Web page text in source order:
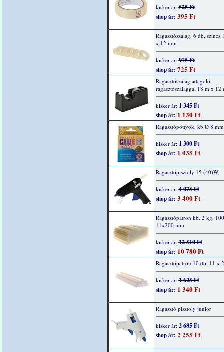
kisker ár:525 Ft
shop ár: 395 Ft
Ragasztószalag, 6 db,
x 12 mm
kisker ár:975 Ft
shop ár: 725 Ft
Ragasztószalag adagoló,
ragasztószalaggal 18 m x 12
kisker ár:1 345 Ft
shop ár: 1 130 Ft
Ragasztópöttyök, kb.Ø 8
kisker ár:1 300 Ft
shop ár: 1 035 Ft
Ragasztópisztoly 15 (40)W,
kisker ár:4 075 Ft
shop ár: 3 400 Ft
Ragasztópatron kb. 2 kg,
11x200 mm
kisker ár:12 510 Ft
shop ár: 10 780 Ft
Ragasztópatron 10 db, 11 x
kisker ár:1 625 Ft
shop ár: 1 340 Ft
Ragasztó pisztoly junior
kisker ár:2 685 Ft
shop ár: 2 255 Ft